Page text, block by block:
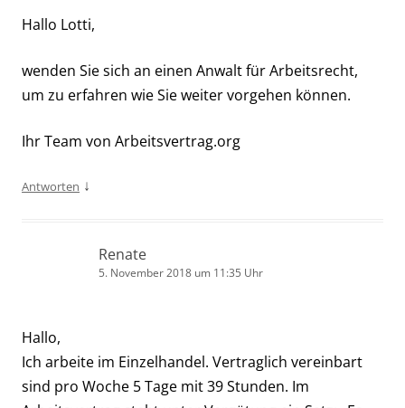
Hallo Lotti,
wenden Sie sich an einen Anwalt für Arbeitsrecht,
um zu erfahren wie Sie weiter vorgehen können.
Ihr Team von Arbeitsvertrag.org
Antworten ↓
Renate
5. November 2018 um 11:35 Uhr
Hallo,
Ich arbeite im Einzelhandel. Vertraglich vereinbart
sind pro Woche 5 Tage mit 39 Stunden. Im